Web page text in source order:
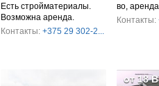
Есть стройматериалы.
Возможна аренда.
Контакты: +375 29 302-2...
во, аренда
Контакты:
от 18